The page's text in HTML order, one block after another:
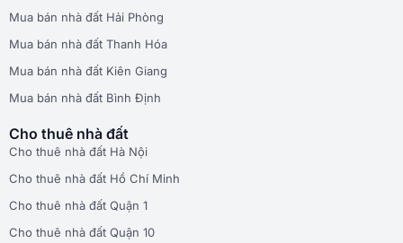
Mua bán nhà đất Hải Phòng
Mua bán nhà đất Thanh Hóa
Mua bán nhà đất Kiên Giang
Mua bán nhà đất Bình Định
Cho thuê nhà đất
Cho thuê nhà đất Hà Nội
Cho thuê nhà đất Hồ Chí Minh
Cho thuê nhà đất Quận 1
Cho thuê nhà đất Quận 10